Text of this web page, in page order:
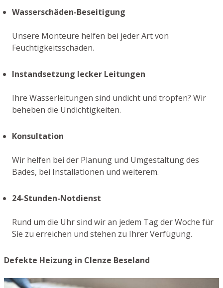
Wasserschäden-Beseitigung
Unsere Monteure helfen bei jeder Art von
Feuchtigkeitsschäden.
Instandsetzung lecker Leitungen
Ihre Wasserleitungen sind undicht und tropfen? Wir
beheben die Undichtigkeiten.
Konsultation
Wir helfen bei der Planung und Umgestaltung des
Bades, bei Installationen und weiterem.
24-Stunden-Notdienst
Rund um die Uhr sind wir an jedem Tag der Woche für
Sie zu erreichen und stehen zu Ihrer Verfügung.
Defekte Heizung in Clenze Beseland